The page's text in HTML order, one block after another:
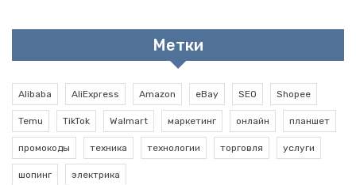
Метки
Alibaba AliExpress Amazon eBay SEO Shopee
Temu TikTok Walmart маркетинг онлайн планшет
промокоды техника технологии торговля услуги
шопинг электрика